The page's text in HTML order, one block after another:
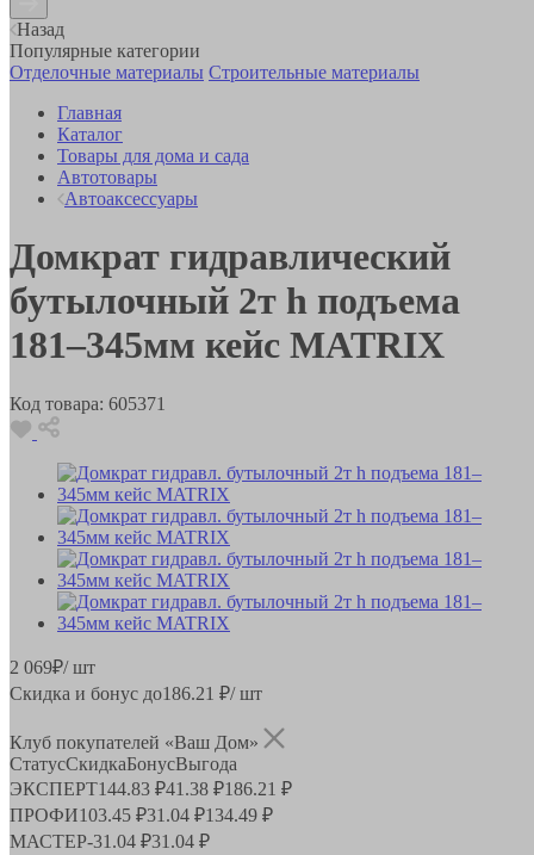
Назад
Популярные категории
Отделочные материалы Строительные материалы
Главная
Каталог
Товары для дома и сада
Автотовары
Автоаксессуары
Домкрат гидравлический
бутылочный 2т h подъема
181–345мм кейс MATRIX
Код товара: 605371
2 069₽/ шт
Скидка и бонус до186.21 ₽/ шт
Клуб покупателей «Ваш Дом»
СтатусСкидкаБонусВыгода
ЭКСПЕРТ144.83 ₽41.38 ₽186.21 ₽
ПРОФИ103.45 ₽31.04 ₽134.49 ₽
МАСТЕР-31.04 ₽31.04 ₽